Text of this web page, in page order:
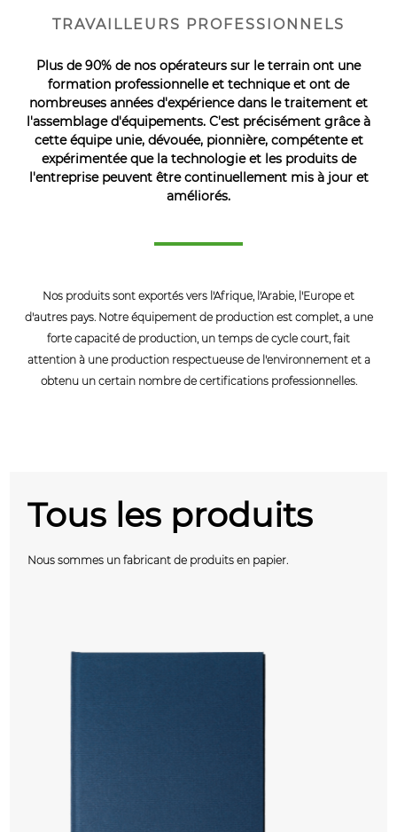
TRAVAILLEURS PROFESSIONNELS
Plus de 90% de nos opérateurs sur le terrain ont une
formation professionnelle et technique et ont de
nombreuses années d'expérience dans le traitement et
l'assemblage d'équipements. C'est précisément grâce à
cette équipe unie, dévouée, pionnière, compétente et
expérimentée que la technologie et les produits de
l'entreprise peuvent être continuellement mis à jour et
améliorés.
Nos produits sont exportés vers l'Afrique, l'Arabie, l'Europe et
d'autres pays. Notre équipement de production est complet, a une
forte capacité de production, un temps de cycle court, fait
attention à une production respectueuse de l'environnement et a
obtenu un certain nombre de certifications professionnelles.
Tous les produits
Nous sommes un fabricant de produits en papier.